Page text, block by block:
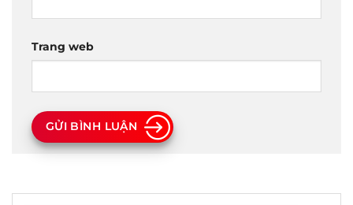
Trang web
GỬI BÌNH LUẬN